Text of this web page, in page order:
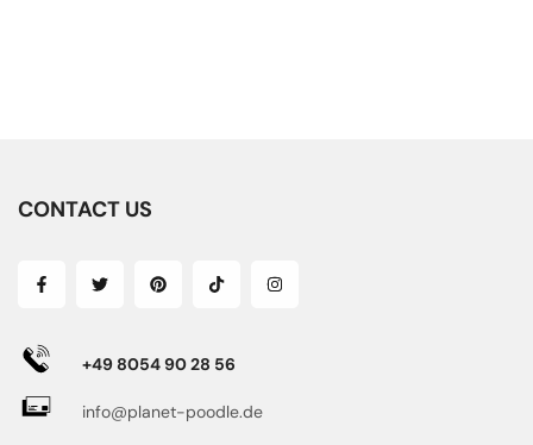
CONTACT US
+49 8054 90 28 56
info@planet-poodle.de